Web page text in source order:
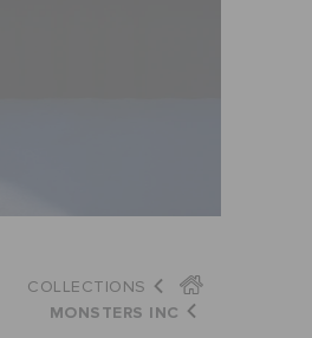
COLLECTIONS
MONSTERS INC